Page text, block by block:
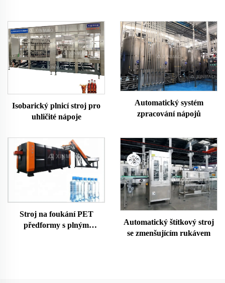
Isobarický plnicí stroj pro
uhličité nápoje
Automatický systém
zpracování nápojů
Stroj na foukání PET
předformy s plným
Automatický štítkový stroj
se zmenšujícím rukávem